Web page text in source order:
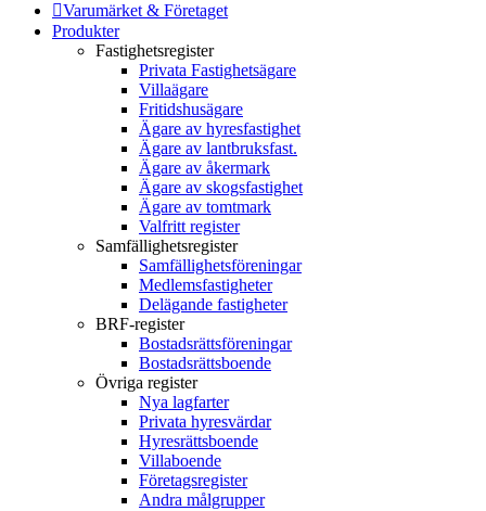
Varumärket & Företaget
Produkter
Fastighetsregister
Privata Fastighetsägare
Villaägare
Fritidshusägare
Ägare av hyresfastighet
Ägare av lantbruksfast.
Ägare av åkermark
Ägare av skogsfastighet
Ägare av tomtmark
Valfritt register
Samfällighetsregister
Samfällighetsföreningar
Medlemsfastigheter
Delägande fastigheter
BRF-register
Bostadsrättsföreningar
Bostadsrättsboende
Övriga register
Nya lagfarter
Privata hyresvärdar
Hyresrättsboende
Villaboende
Företagsregister
Andra målgrupper